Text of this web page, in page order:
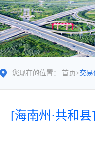
您现在的位置： 首页 >交易
[海南州·共和县]